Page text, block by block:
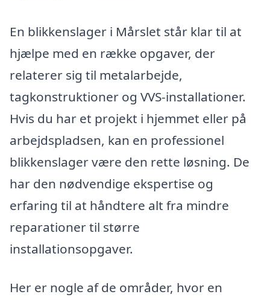
En blikkenslager i Mårslet står klar til at
hjælpe med en række opgaver, der
relaterer sig til metalarbejde,
tagkonstruktioner og VVS-installationer.
Hvis du har et projekt i hjemmet eller på
arbejdspladsen, kan en professionel
blikkenslager være den rette løsning. De
har den nødvendige ekspertise og
erfaring til at håndtere alt fra mindre
reparationer til større
installationsopgaver.
Her er nogle af de områder, hvor en